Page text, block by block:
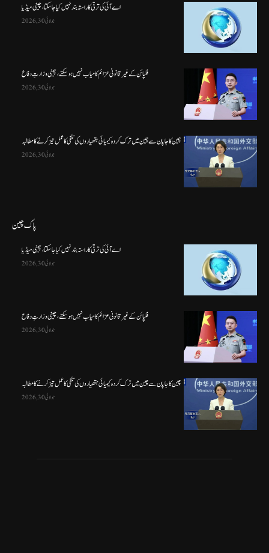
اے آئی کی ترقی کا راستہ بند نہیں کیا جا سکتا، چینی میڈیا
جولائی 30, 2026
فلپائن کے غیر قانونی عزائم کامیاب نہیں ہو سکتے ، چینی وزارتِ دفاع
جولائی 30, 2026
چین کا جاپان سے چین میں ترک کردہ کیمیائی ہتھیاروں کی تلفی کا عمل تیز کرنے کا مطالبہ
جولائی 30, 2026
پاک چین
اے آئی کی ترقی کا راستہ بند نہیں کیا جا سکتا، چینی میڈیا
جولائی 30, 2026
فلپائن کے غیر قانونی عزائم کامیاب نہیں ہو سکتے ، چینی وزارتِ دفاع
جولائی 30, 2026
چین کا جاپان سے چین میں ترک کردہ کیمیائی ہتھیاروں کی تلفی کا عمل تیز کرنے کا مطالبہ
جولائی 30, 2026